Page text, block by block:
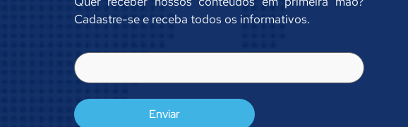
Cadastre-se e receba todos os informativos.
E-
mail
(obrigatório)